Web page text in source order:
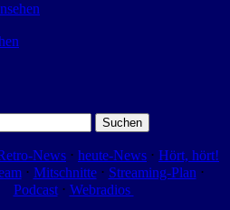
News ⋅ heute-News ⋅ Hört, hört!
⋅ Mitschnitte⋅ Streaming-Plan ⋅
Podcast⋅ Webradios